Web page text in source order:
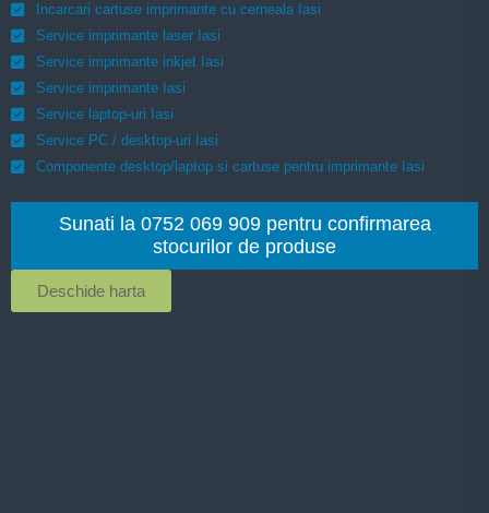
Incarcari cartuse imprimante cu cerneala Iasi
Service imprimante laser Iasi
Service imprimante inkjet Iasi
Service imprimante Iasi
Service laptop-uri Iasi
Service PC / desktop-uri Iasi
Componente desktop/laptop si cartuse pentru imprimante Iasi
Sunati la 0752 069 909 pentru confirmarea
stocurilor de produse
Deschide harta